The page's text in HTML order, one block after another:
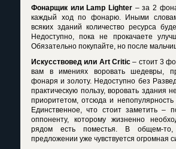
Фонарщик или Lamp Lighter – за 2
каждый ход по фонарю. Иными
всяких зданий количество ресурса
Недоступно, пока не прокачаете
Обязательно покупайте, но после
Искусствовед или Art Critic – стоит 3
вам в имениях воровать шедевры,
фонаря и золоту. Недоступно без
практическую пользу, воровать здания
приоритетом, отсюда и непопулярность
Единственное, что стоит заметить –
оппоненту, которому жизненно
рядом есть поместья. В общем-
предложении уже чувствуется огромная